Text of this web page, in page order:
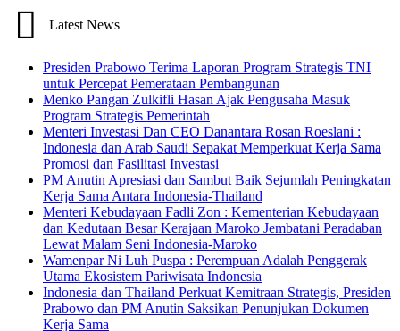
Latest News
Presiden Prabowo Terima Laporan Program Strategis TNI
untuk Percepat Pemerataan Pembangunan
Menko Pangan Zulkifli Hasan Ajak Pengusaha Masuk
Program Strategis Pemerintah
Menteri Investasi Dan CEO Danantara Rosan Roeslani :
Indonesia dan Arab Saudi Sepakat Memperkuat Kerja Sama
Promosi dan Fasilitasi Investasi
PM Anutin Apresiasi dan Sambut Baik Sejumlah Peningkatan
Kerja Sama Antara Indonesia-Thailand
Menteri Kebudayaan Fadli Zon : Kementerian Kebudayaan
dan Kedutaan Besar Kerajaan Maroko Jembatani Peradaban
Lewat Malam Seni Indonesia-Maroko
Wamenpar Ni Luh Puspa : Perempuan Adalah Penggerak
Utama Ekosistem Pariwisata Indonesia
Indonesia dan Thailand Perkuat Kemitraan Strategis, Presiden
Prabowo dan PM Anutin Saksikan Penunjukan Dokumen
Kerja Sama